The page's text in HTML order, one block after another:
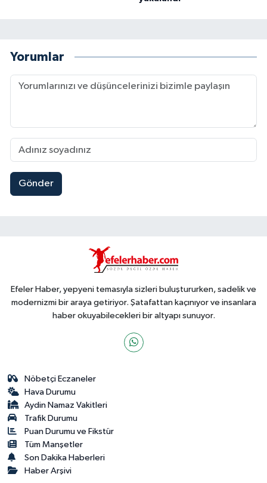
Yorumlar
Gönder
Efeler Haber, yepyeni temasıyla sizleri buluştururken, sadelik ve
modernizmi bir araya getiriyor. Şatafattan kaçınıyor ve insanlara
haber okuyabilecekleri bir altyapı sunuyor.
Nöbetçi Eczaneler
Hava Durumu
Aydin Namaz Vakitleri
Trafik Durumu
Puan Durumu ve Fikstür
Tüm Manşetler
Son Dakika Haberleri
Haber Arşivi